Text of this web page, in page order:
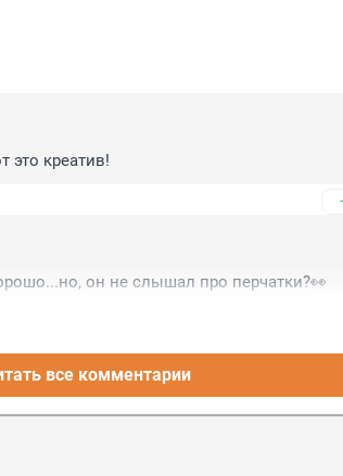
это креатив!
он не слышал про перчатки?👀
все комментарии